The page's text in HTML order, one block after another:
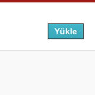
Yükle